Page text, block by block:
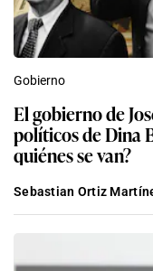
Gobierno
El gobierno de
políticos de Dina
quiénes se van?
Sebastian Ortiz